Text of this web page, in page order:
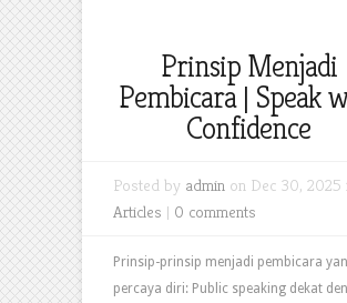
Prinsip Menjadi
Pembicara | Speak
Confidence
Posted by admin on Dec 30, 2025
Articles | 0 comments
Prinsip-prinsip menjadi pembicara
percaya diri: Public speaking dekat